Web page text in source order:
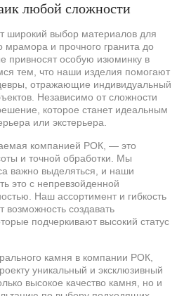
любой сложности
широкий выбор материалов для
мрамора и прочного гранита до
привносят особую изюминку в
тем, что наши изделия помогают
отражающие индивидуальный
Независимо от сложности
которое станет идеальным
или экстерьера.
компанией РОК, — это
и точной обработки. Мы
важно выделяться, и наши
это с непревзойденной
Наш ассортимент и гибкость
возможность создавать
подчеркивают высокий статус
камня в компании РОК,
уникальный и эксклюзивный
высокое качество камня, но и